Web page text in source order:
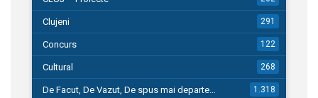
Clujeni 291
Concurs 122
Cultural 268
De Facut, De Vazut, De spus mai departe… 1.318